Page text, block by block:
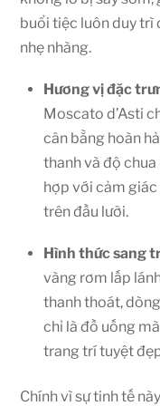
buổi tiệc luôn duy trì
nhẹ nhàng.
Hương vị đặc
Moscato d’Asti
cân bằng hoàn
thanh và độ
hợp với cảm
trên đầu lưỡi.
Hình thức sang
vàng rơm lấp
thanh thoát,
chỉ là đồ uống
trang trí tuyệt
Chính vì sự tinh tế